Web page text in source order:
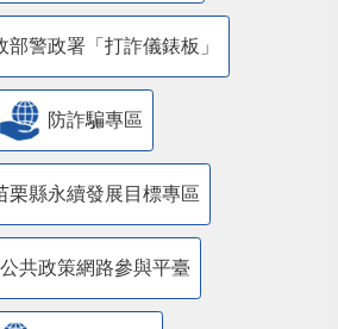
部警政署「打詐儀錶板」
防詐騙專區
栗縣永續發展目標專區
公共政策網路參與平臺